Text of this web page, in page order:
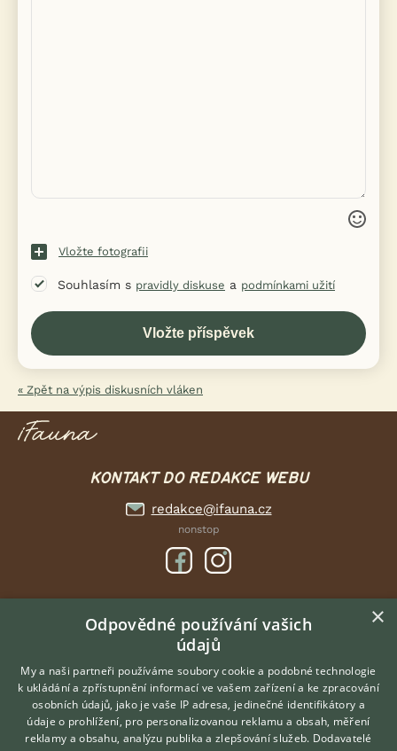
Vložte fotografii
Souhlasím s pravidly diskuse a podmínkami užití
« Zpět na výpis diskusních vláken
KONTAKT DO REDAKCE WEBU
redakce@ifauna.cz
nonstop
DOMOVSKÁ STRÁNKA
INZERCE
DISKUSE
ČLÁNKY
O nás
×
Odpovědné používání vašich
údajů
My a naši partneři používáme soubory cookie a podobné technologie
k ukládání a zpřístupnění informací ve vašem zařízení a ke zpracování
osobních údajů, jako je vaše IP adresa, jedinečné identifikátory a
údaje o prohlížení, pro personalizovanou reklamu a obsah, měření
reklamy a obsahu, analýzu publika a zlepšování služeb. Dodavatelé